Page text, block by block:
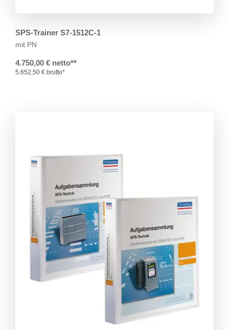
SPS-Trainer S7-1512C-1
mit PN
4.750,00 € netto**
5.652,50 € brutto*